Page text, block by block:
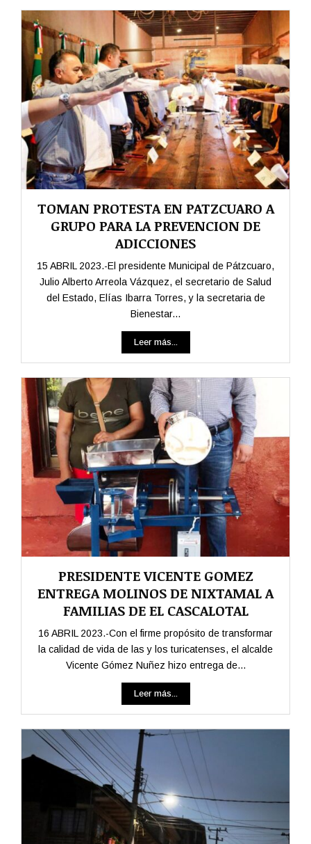
TOMAN PROTESTA EN PATZCUARO A
GRUPO PARA LA PREVENCION DE
ADICCIONES
15 ABRIL 2023.-El presidente Municipal de Pátzcuaro,
Julio Alberto Arreola Vázquez, el secretario de Salud
del Estado, Elías Ibarra Torres, y la secretaria de
Bienestar...
Leer más...
PRESIDENTE VICENTE GOMEZ
ENTREGA MOLINOS DE NIXTAMAL A
FAMILIAS DE EL CASCALOTAL
16 ABRIL 2023.-Con el firme propósito de transformar
la calidad de vida de las y los turicatenses, el alcalde
Vicente Gómez Nuñez hizo entrega de...
Leer más...